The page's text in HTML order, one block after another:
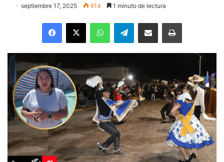
septiembre 17, 2025 614 1 minuto de lectura
Facebook
X WhatsAppTelegramEnviar vía email Imprimir